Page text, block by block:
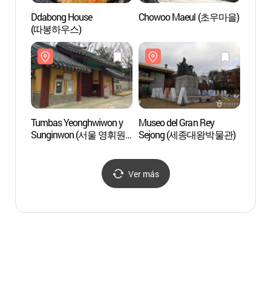
Ddabong House
(따봉하우스)
Chowoo Maeul (초우마을)
Tumbas Yeonghwiwon y
Sunginwon (서울 영휘원
Museo del Gran Rey
Sejong (세종대왕박물관)
Ver más